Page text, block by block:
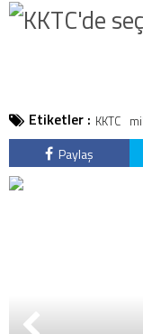
Etiketler : KKTC
Paylaş